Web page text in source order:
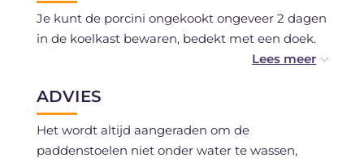
Je kunt de porcini ongekookt ongeveer 2 dagen
in de koelkast bewaren, bedekt met een doek.
droogapparaat na het snijden.
ADVIES
Het wordt altijd aangeraden om de
paddenstoelen niet onder water te wassen,